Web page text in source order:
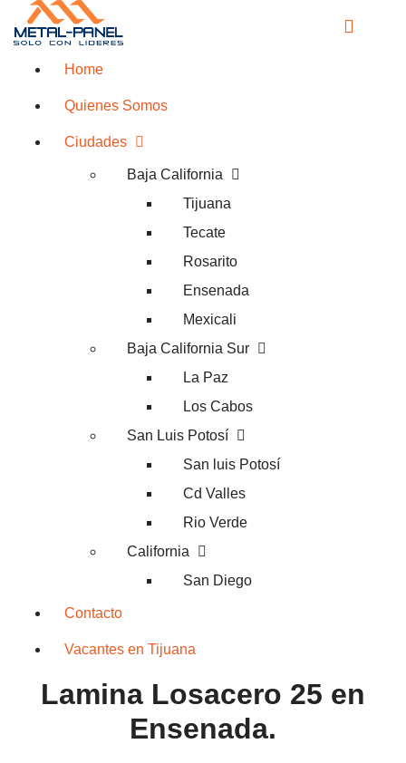
Home
Quienes Somos
Ciudades
Baja California
Tijuana
Tecate
Rosarito
Ensenada
Mexicali
Baja California Sur
La Paz
Los Cabos
San Luis Potosí
San luis Potosí
Cd Valles
Rio Verde
California
San Diego
Contacto
Vacantes en Tijuana
Lamina Losacero 25 en
Ensenada.